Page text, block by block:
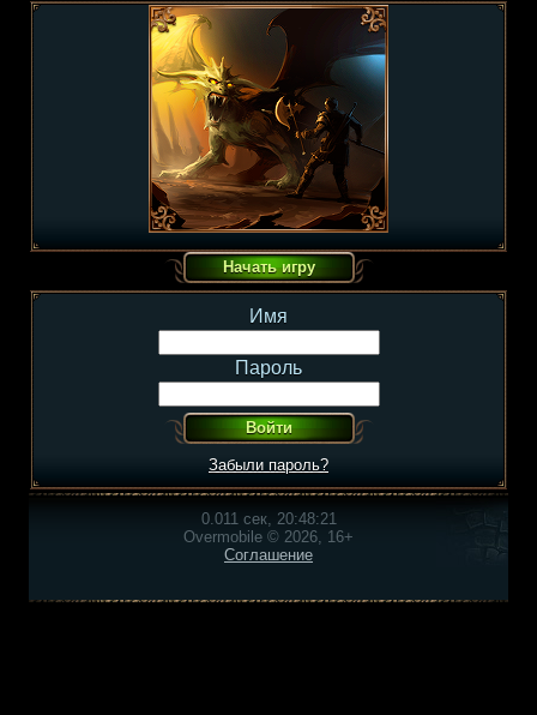
Имя
Пароль
Забыли пароль?
0.011 сек, 20:48:21
Overmobile © 2026, 16+
Соглашение